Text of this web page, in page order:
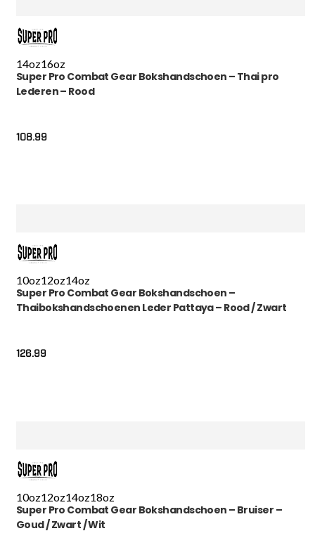
14oz16oz
Super Pro Combat Gear Bokshandschoen – Thai pro
Lederen – Rood
108.99
10oz12oz14oz
Super Pro Combat Gear Bokshandschoen –
Thaibokshandschoenen Leder Pattaya – Rood / Zwart
126.99
10oz12oz14oz18oz
Super Pro Combat Gear Bokshandschoen – Bruiser –
Goud / Zwart / Wit